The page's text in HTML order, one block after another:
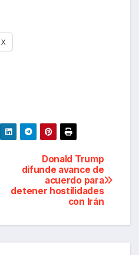
X
Donald Trump
difunde avance de
acuerdo para
detener hostilidades
con Irán